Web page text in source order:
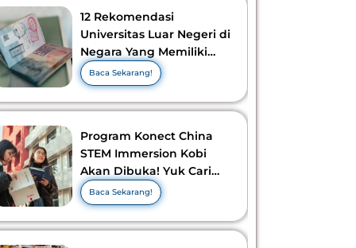
12 Rekomendasi
Universitas Luar Negeri di
Negara Yang Memiliki
Visa Murah di 2026-2027!
Baca Sekarang!
Program Konect China
STEM Immersion Kobi
Akan Dibuka! Yuk Cari
Tahu Info Selengkapnya!
Baca Sekarang!